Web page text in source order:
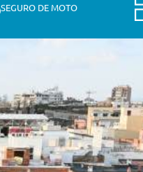
SEGURO DE MOTO